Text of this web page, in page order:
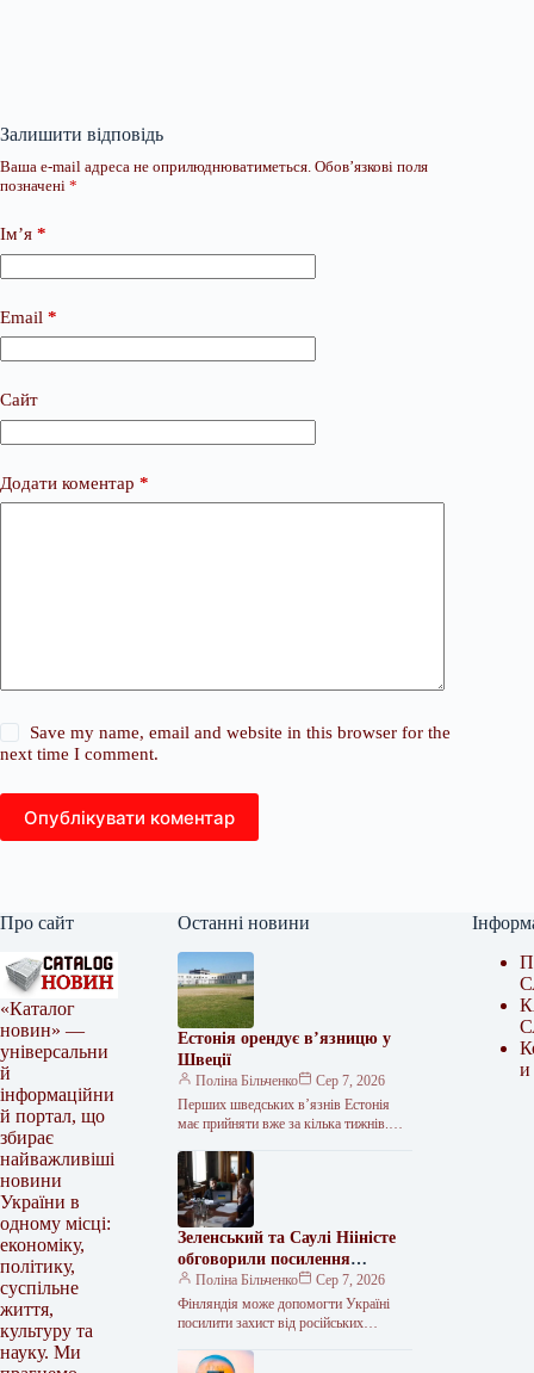
Залишити відповідь
Ваша e-mail адреса не оприлюднюватиметься. Обов’язкові поля
позначені *
Ім’я *
Email *
Сайт
Додати коментар *
Save my name, email and website in this browser for the
next time I comment.
Опублікувати коментар
Про сайт
«Каталог
новин» —
універсальни
й
інформаційни
й портал, що
збирає
найважливіші
новини
України в
одному місці:
економіку,
політику,
суспільне
життя,
культуру та
науку. Ми
Останні новини
Естонія орендує в’язницю у
Швеції
Поліна Більченко
Сер 7, 2026
Перших шведських в’язнів Естонія
має прийняти вже за кілька тижнів.
меморандум про оренду Тартуської
в’язниці. Документ…
Зеленський та Саулі Нііністе
обговорили посилення
української ППО та
постачання ракет
Поліна Більченко
Сер 7, 2026
Фінляндія може допомогти Україні
посилити захист від російських
content/uploads/2026/08/efedc0db829cb5
и